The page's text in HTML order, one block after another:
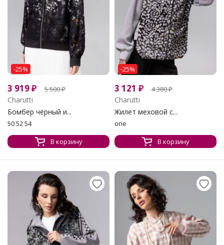
-25%
3 919₽ 5 500₽
Charutti
Бомбер чёрный и...
50 52 54
В корзину
-25%
3 121 ₽ 4 380₽
Charutti
Жилет меховой с...
one
В корзину